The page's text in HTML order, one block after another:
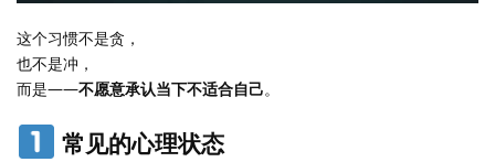
这个习惯不是贪，
也不是冲，
而是——不愿意承认当下不适合自己。
常见的心理状态